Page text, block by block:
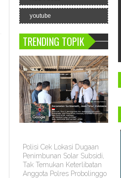
youtube
TRENDING TOPIK
Polisi Cek Lokasi Dugaan
Penimbunan Solar Subsidi,
Tak Temukan Keterlibatan
Anggota Polres Probolinggo